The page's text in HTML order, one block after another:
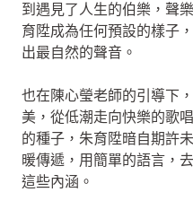
到遇見了人生的伯樂，聲
育陞成為任何預設的樣子
出最自然的聲音。
也在陳心瑩老師的引導下
美，從低潮走向快樂的歌
的種子，朱育陞暗自期許
暖傳遞，用簡單的語言，
這些內涵。